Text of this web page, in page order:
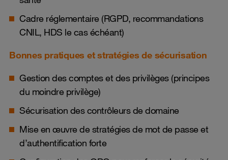
Cadre réglementaire (RGPD, recommandations
CNIL, HDS le cas échéant)
Bonnes pratiques et stratégies de sécurisation
Gestion des comptes et des privilèges (principes
du moindre privilège)
Sécurisation des contrôleurs de domaine
Mise en œuvre de stratégies de mot de passe et
d’authentification forte